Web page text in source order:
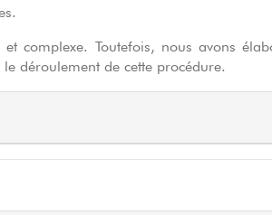
complexe. Toutefois, nous avons
déroulement de cette procédure.